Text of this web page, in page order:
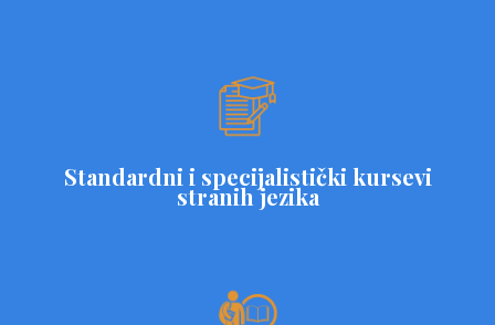
Standardni i specijalistički kursevi
stranih jezika